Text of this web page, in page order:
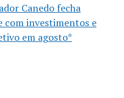
Canedo fecha
com investimentos e
em agosto*